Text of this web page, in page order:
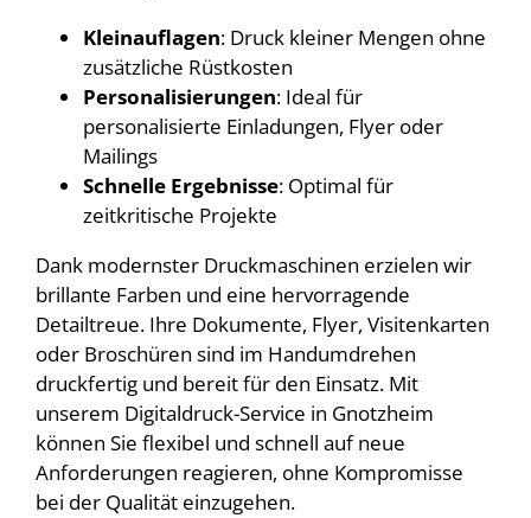
Kleinauflagen: Druck kleiner Mengen ohne
zusätzliche Rüstkosten
Personalisierungen: Ideal für
personalisierte Einladungen, Flyer oder
Mailings
Schnelle Ergebnisse: Optimal für
zeitkritische Projekte
Dank modernster Druckmaschinen erzielen wir
brillante Farben und eine hervorragende
Detailtreue. Ihre Dokumente, Flyer, Visitenkarten
oder Broschüren sind im Handumdrehen
druckfertig und bereit für den Einsatz. Mit
unserem Digitaldruck-Service in Gnotzheim
können Sie flexibel und schnell auf neue
Anforderungen reagieren, ohne Kompromisse
bei der Qualität einzugehen.